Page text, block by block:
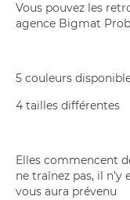
Vous pouvez les
agence Bigmat
5 couleurs
4 tailles différentes
Elles commencent
ne traînez pas, il
vous aura prévenu